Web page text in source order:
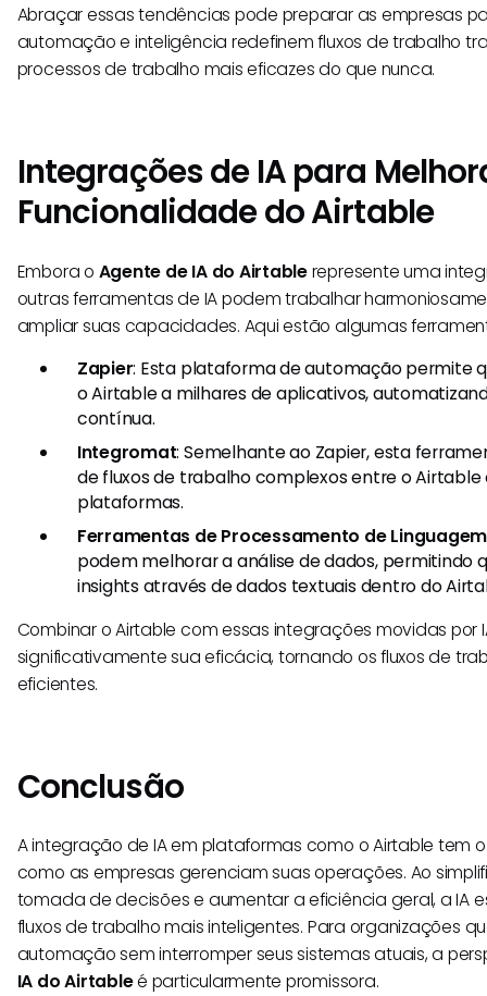
Abraçar essas tendências pode preparar as empresas
automação e inteligência redefinem fluxos de trabalho
processos de trabalho mais eficazes do que nunca.
Integrações de IA para
Funcionalidade do Airtable
Embora o Agente de IA do Airtablerepresente uma
outras ferramentas de IA podem trabalhar
ampliar suas capacidades. Aqui estão algumas
Zapier: Esta plataforma de automação permite
o Airtable a milhares de aplicativos,
contínua.
Integromat: Semelhante ao Zapier, esta
de fluxos de trabalho complexos entre o Airtable
plataformas.
Ferramentas de Processamento de
podem melhorar a análise de dados, permitindo
insights através de dados textuais dentro do
Combinar o Airtable com essas integrações movidas por
significativamente sua eficácia, tornando os fluxos de
eficientes.
Conclusão
A integração de IA em plataformas como o Airtable tem
como as empresas gerenciam suas operações. Ao
tomada de decisões e aumentar a eficiência geral, a IA
fluxos de trabalho mais inteligentes. Para organizações
automação sem interromper seus sistemas atuais, a
IA do Airtableé particularmente promissora.